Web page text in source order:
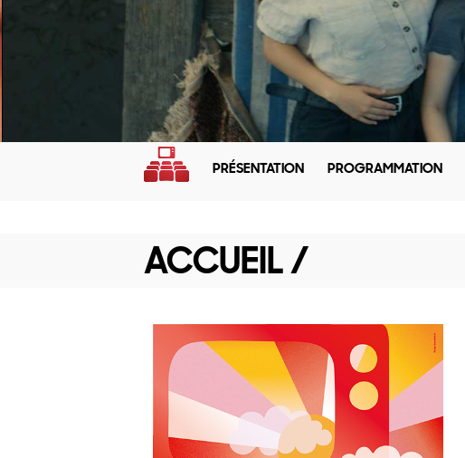
PRÉSENTATION PROGRAMMATION
ACCUEIL /